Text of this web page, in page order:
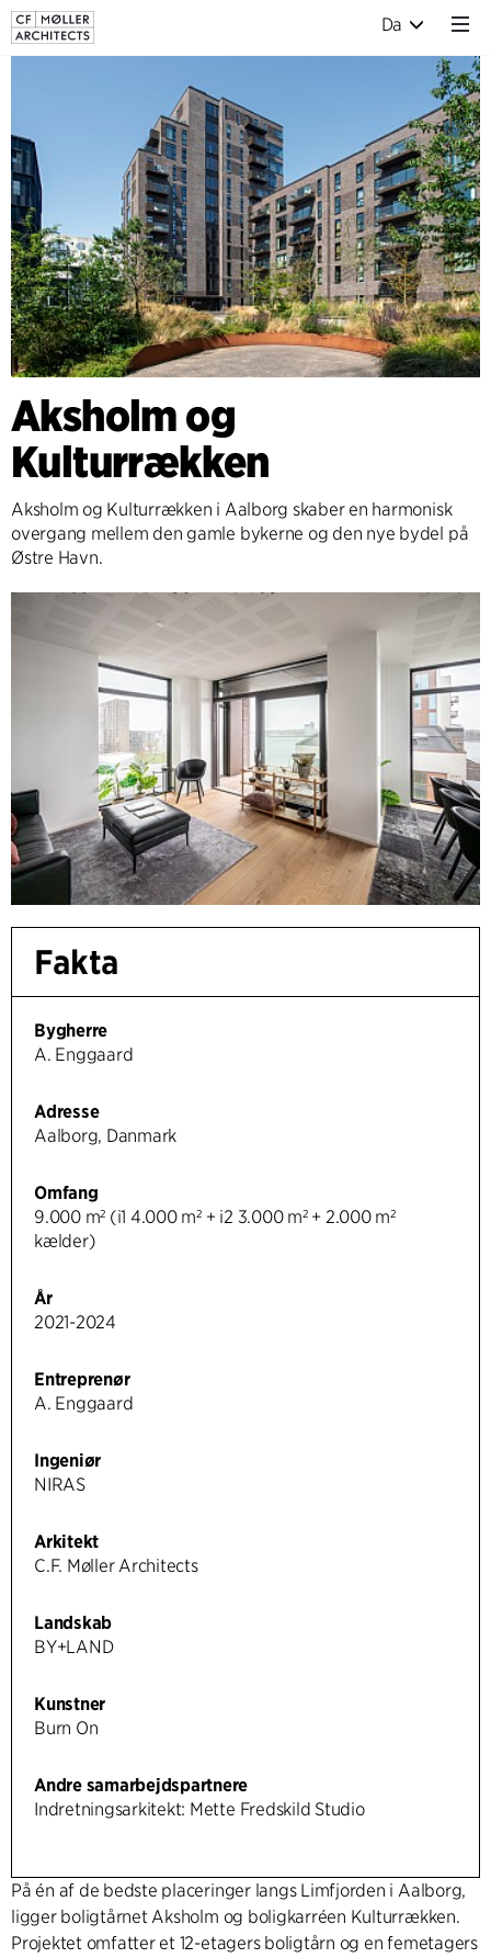
Da
Aksholm og
Kulturrækken
Aksholm og Kulturrækken i Aalborg skaber en harmonisk
overgang mellem den gamle bykerne og den nye bydel på
Østre Havn.
Fakta
Bygherre
A. Enggaard
Adresse
Aalborg, Danmark
Omfang
9.000 m² (i1 4.000 m² + i2 3.000 m² + 2.000 m²
kælder)
År
2021-2024
Entreprenør
A. Enggaard
Ingeniør
NIRAS
Arkitekt
C.F. Møller Architects
Landskab
BY+LAND
Kunstner
Burn On
Andre samarbejdspartnere
Indretningsarkitekt: Mette Fredskild Studio
På én af de bedste placeringer langs Limfjorden i Aalborg,
ligger boligtårnet Aksholm og boligkarréen Kulturrækken.
Projektet omfatter et 12-etagers boligtårn og en femetagers